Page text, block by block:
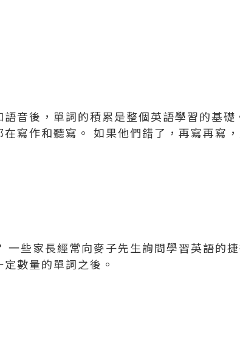
音後，單詞的積累是整個英語學習的基
寫作和聽寫。 如果他們錯了，再寫再寫
一些家長經常向麥子先生詢問學習英語的
數量的單詞之後。